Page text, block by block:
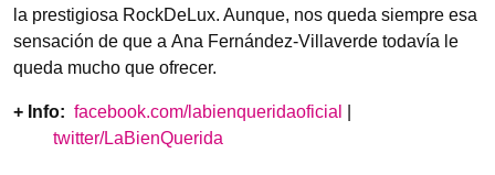
la prestigiosa RockDeLux. Aunque, nos queda siempre esa
sensación de que a Ana Fernández-Villaverde todavía le
queda mucho que ofrecer.
+ Info: facebook.com/labienqueridaoficial
twitter/LaBienQuerida